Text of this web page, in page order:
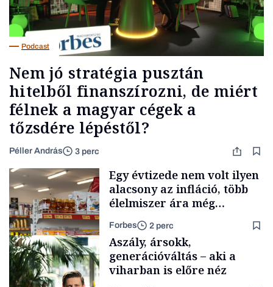
Podcast
Nem jó stratégia pusztán
hitelből finanszírozni, de miért
félnek a magyar cégek a
tőzsdére lépéstől?
Péller András 3 perc
Egy évtizede nem volt ilyen
alacsony az infláció, több
élelmiszer ára még
rohamosan csökken is
Forbes 2 perc
Aszály, ársokk,
generációváltás – aki a
viharban is előre néz